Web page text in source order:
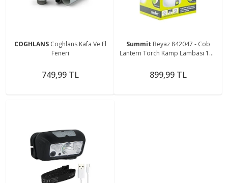
COGHLANS Coghlans Kafa Ve El
Feneri
749,99 TL
Summit Beyaz 842047 - Cob
Lantern Torch Kamp Lambası 150
899,99 TL